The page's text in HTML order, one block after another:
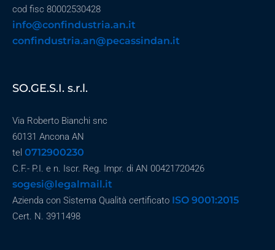
cod fisc 80002530428
info@confindustria.an.it
confindustria.an@pecassindan.it
SO.GE.S.I. s.r.l.
Via Roberto Bianchi snc
60131 Ancona AN
tel 0712900230
C.F.- P.I. e n. Iscr. Reg. Impr. di AN 00421720426
sogesi@legalmail.it
Azienda con Sistema Qualità certificato ISO 9001:2015
Cert. N. 3911498